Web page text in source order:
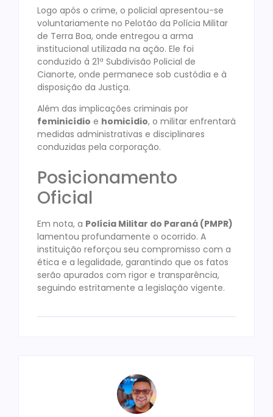
Logo após o crime, o policial apresentou-se
voluntariamente no Pelotão da Polícia Militar
de Terra Boa, onde entregou a arma
institucional utilizada na ação. Ele foi
conduzido à 21ª Subdivisão Policial de
Cianorte, onde permanece sob custódia e à
disposição da Justiça.
Além das implicações criminais por
feminicídio e homicídio, o militar enfrentará
medidas administrativas e disciplinares
conduzidas pela corporação.
Posicionamento
Oficial
Em nota, a Polícia Militar do Paraná (PMPR)
lamentou profundamente o ocorrido. A
instituição reforçou seu compromisso com a
ética e a legalidade, garantindo que os fatos
serão apurados com rigor e transparência,
seguindo estritamente a legislação vigente.